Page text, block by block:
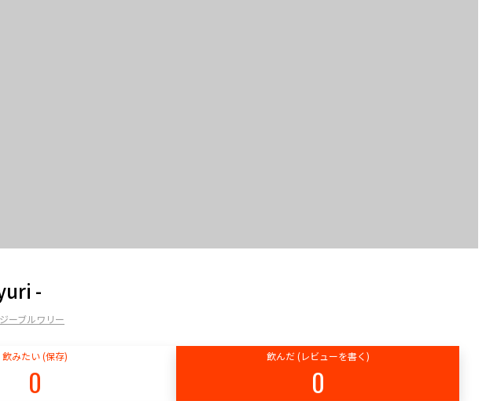
-
ーブルワリー
飲みたい (保存)
0
飲んだ (レビューを書く)
0